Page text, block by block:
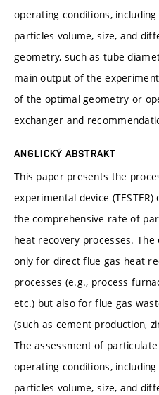
operating conditions,
particles volume, size, and
geometry, such as tube
main output of the
of the optimal geometry or
exchanger and
ANGLICKÝ ABSTRAKT
This paper presents the
experimental device
the comprehensive rate of
heat recovery processes.
only for direct flue gas heat
processes (e.g., process
etc.) but also for flue gas
(such as cement production,
The assessment of
operating conditions,
particles volume, size, and